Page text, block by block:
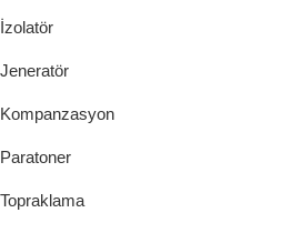
İzolatör
Jeneratör
Kompanzasyon
Paratoner
Topraklama